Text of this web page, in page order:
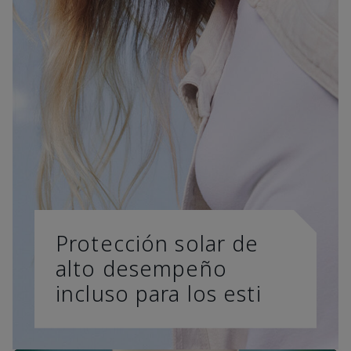
Protección solar de
alto desempeño
incluso para los esti